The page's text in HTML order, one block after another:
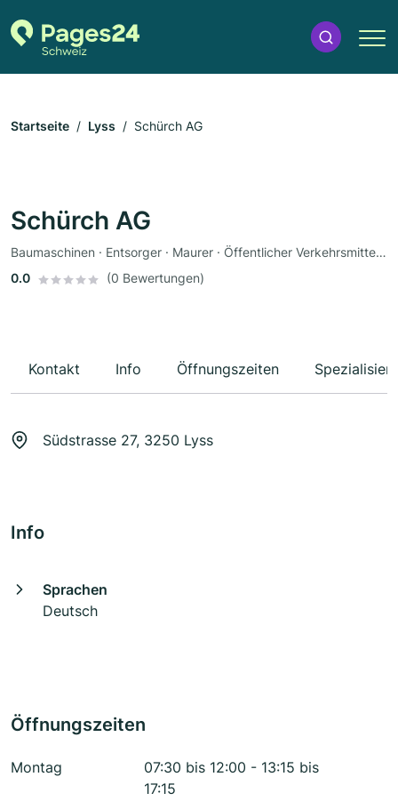
Startseite Lyss Schürch AG
Schürch AG
Baumaschinen · Entsorger · Maurer · Öffentlicher Verkehrsmittelbetrieb
0.0
(0 Bewertungen)
Kontakt Info Öffnungszeiten
Südstrasse 27, 3250 Lyss
Info
Sprachen
Deutsch
Öffnungszeiten
Montag
07:30 bis 12:00 - 13:15 bis
17:15